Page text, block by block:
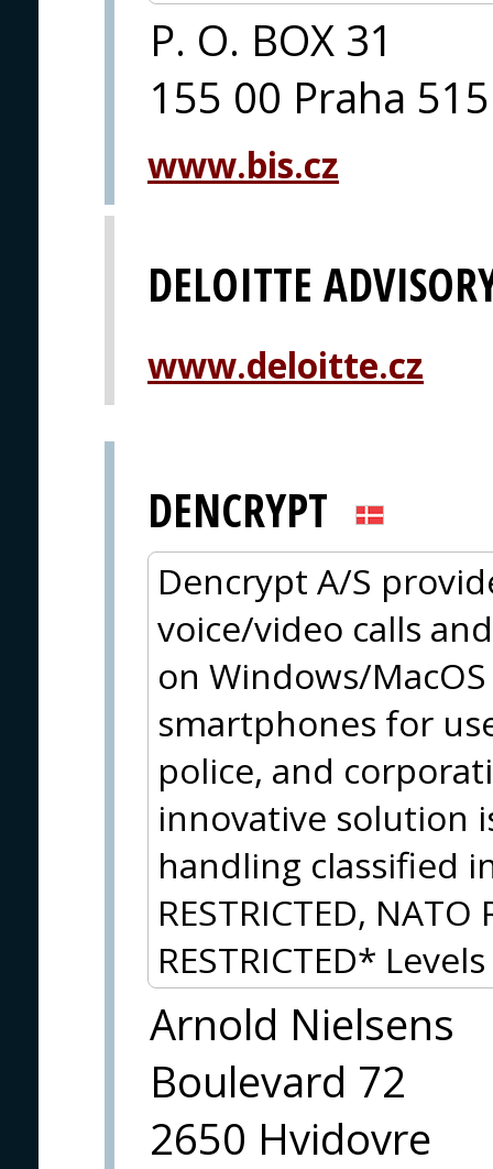
P. O. BOX 31
155 00 Praha 515
www.bis.cz
DELOITTE
www.deloitte.cz
DENCRYPT
Dencrypt A/S
voice/video calls
on Windows/
smartphones for
police, and
innovative solution
handling classified
RESTRICTED, NATO
RESTRICTED*
Arnold Nielsens
Boulevard 72
2650 Hvidovre